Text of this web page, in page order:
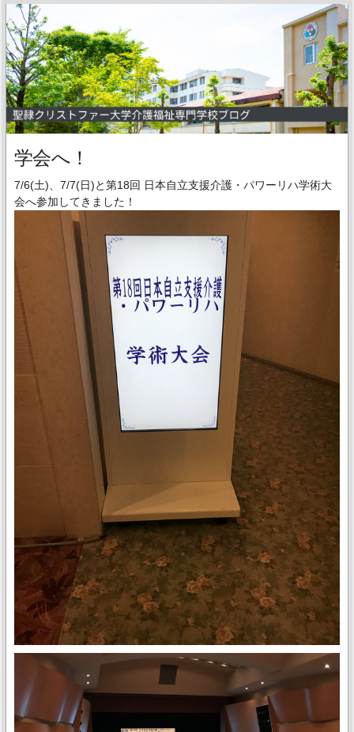
学会へ！
7/6(土)、7/7(日)と第18回 日本自立支援介護・パワーリハ学術大
会へ参加してきました！